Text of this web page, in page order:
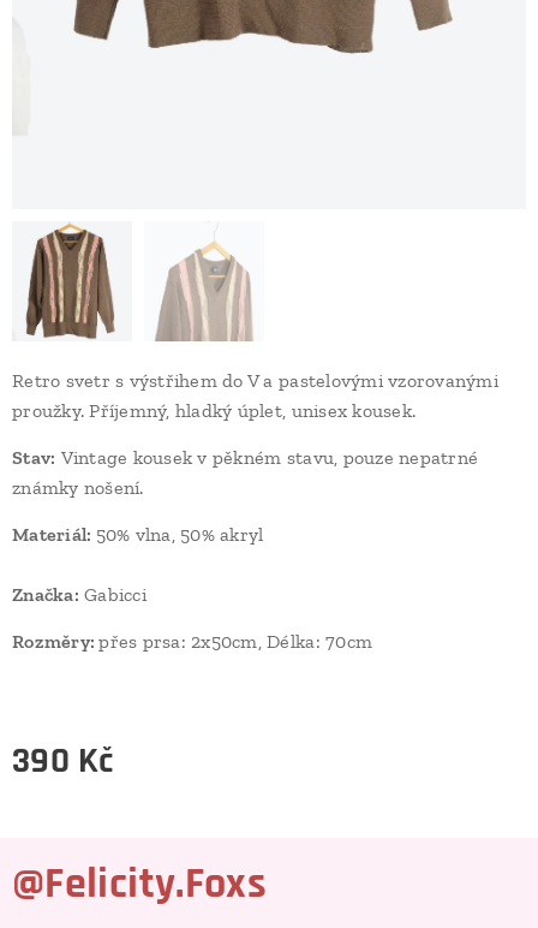
Retro svetr s výstřihem do V a pastelovými vzorovanými
proužky. Příjemný, hladký úplet, unisex kousek.
Stav: Vintage kousek v pěkném stavu, pouze nepatrné
známky nošení.
Materiál: 50% vlna, 50% akryl
Značka: Gabicci
Rozměry:přes prsa: 2x50cm, Délka: 70cm
390 Kč
@Felicity.Foxs